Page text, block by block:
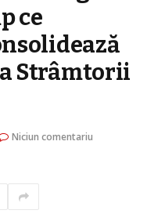
ce
Strâmtorii
Niciun comentariu